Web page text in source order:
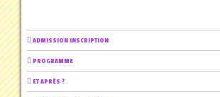
ADMISSION INSCRIPTION
PROGRAMME
ET APRÈS ?